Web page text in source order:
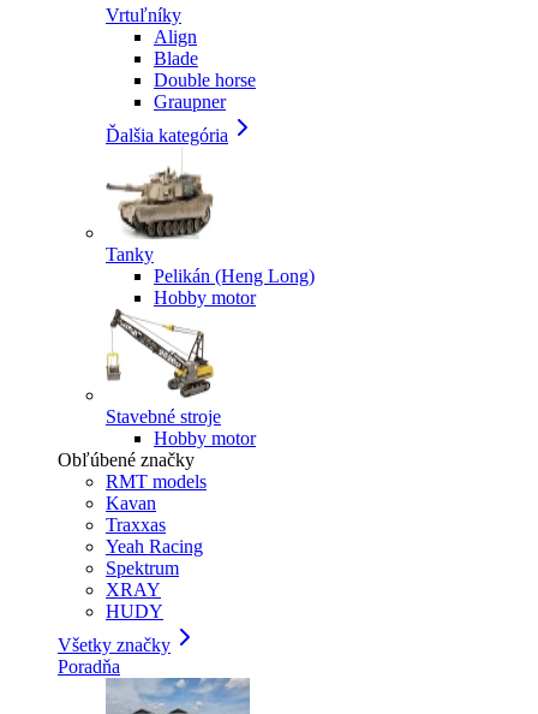
Vrtuľníky
Align
Blade
Double horse
Graupner
Ďalšia kategória
Tanky
Pelikán (Heng Long)
Hobby motor
Stavebné stroje
Hobby motor
Obľúbené značky
RMT models
Kavan
Traxxas
Yeah Racing
Spektrum
XRAY
HUDY
Všetky značky
Poradňa